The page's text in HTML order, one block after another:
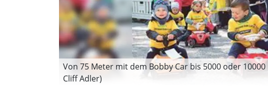
Von 75 Meter mit dem Bobby Car bis 5000 oder
Cliff Adler)